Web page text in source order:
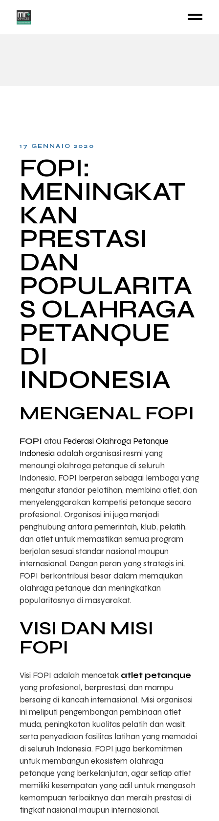
17 GENNAIO 2020
FOPI:
MENINGKAT
KAN
PRESTASI
DAN
POPULARITA
S OLAHRAGA
PETANQUE
DI
INDONESIA
MENGENAL FOPI
FOPI atau Federasi Olahraga Petanque
Indonesia adalah organisasi resmi yang
menaungi olahraga petanque di seluruh
Indonesia. FOPI berperan sebagai lembaga yang
mengatur standar pelatihan, membina atlet, dan
menyelenggarakan kompetisi petanque secara
profesional. Organisasi ini juga menjadi
penghubung antara pemerintah, klub, pelatih,
dan atlet untuk memastikan semua program
berjalan sesuai standar nasional maupun
internasional. Dengan peran yang strategis ini,
FOPI berkontribusi besar dalam memajukan
olahraga petanque dan meningkatkan
popularitasnya di masyarakat.
VISI DAN MISI
FOPI
Visi FOPI adalah mencetak atlet petanque
yang profesional, berprestasi, dan mampu
bersaing di kancah internasional. Misi organisasi
ini meliputi pengembangan pembinaan atlet
muda, peningkatan kualitas pelatih dan wasit,
serta penyediaan fasilitas latihan yang memadai
di seluruh Indonesia. FOPI juga berkomitmen
untuk membangun ekosistem olahraga
petanque yang berkelanjutan, agar setiap atlet
memiliki kesempatan yang adil untuk mengasah
kemampuan terbaiknya dan meraih prestasi di
tingkat nasional maupun internasional.